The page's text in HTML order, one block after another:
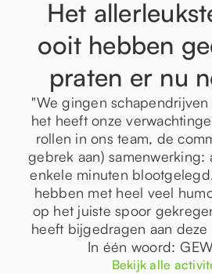
Het
ooit hebben
praten er nu
"We gingen schapendrijven
het heeft onze
rollen in ons team, de
gebrek aan) samenwerking:
enkele minuten
hebben met heel veel
op het juiste spoor
heeft bijgedragen aan deze
In één woord:
Bekijk alle